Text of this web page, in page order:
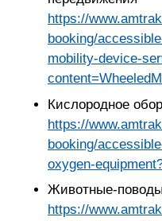
https://
booking/
mobility-device-
Кислородное
https://
booking/
oxygen-
Животные-
https://